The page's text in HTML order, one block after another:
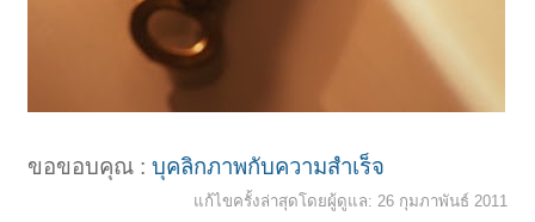
ขอขอบคุณ :บุคลิกภาพกับความสำเร็จ
แก้ไขครั้งล่าสุดโดยผู้ดูแล: 26 กุมภาพันธ์ 2011